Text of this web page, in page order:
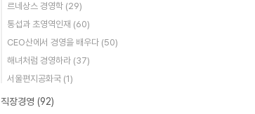
르네상스 경영학 (29)
통섭과 초영역인재 (60)
CEO산에서 경영을 배우다 (50)
해녀처럼 경영하라 (37)
서울편지공화국 (1)
직장경영 (92)